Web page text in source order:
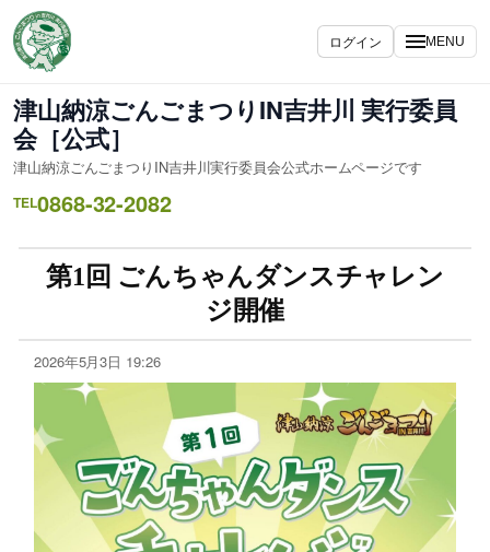
ログイン MENU
津山納涼ごんごまつりIN吉井川 実行委員
会［公式］
津山納涼ごんごまつりIN吉井川実行委員会公式ホームページです
TEL0868-32-2082
第1回 ごんちゃんダンスチャレン
ジ開催
2026年5月3日 19:26